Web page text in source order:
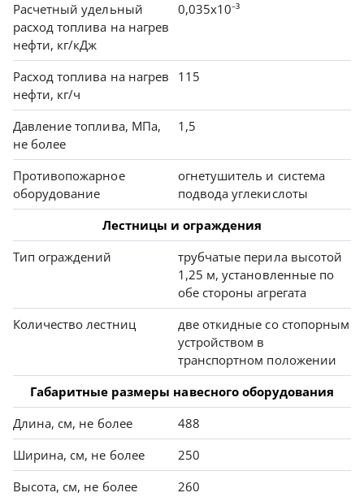
Расчетный удельный
расход топлива на нагрев
нефти, кг/кДж
0,035х10⁻³
Расход топлива на нагрев
нефти, кг/ч
115
Давление топлива, МПа,
не более
1,5
Противопожарное
оборудование
огнетушитель и система
подвода углекислоты
Лестницы и ограждения
Тип ограждений
трубчатые перила высотой
1,25 м, установленные по
обе стороны агрегата
Количество лестниц
две откидные со стопорным
устройством в
транспортном положении
Габаритные размеры навесного оборудования
Длина, см, не более
488
Ширина, см, не более
250
Высота, см, не более
260